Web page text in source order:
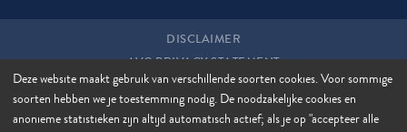
DISCLAIMER
AVG PRIVACY STATEMENT
COOKIES
COOKIE MANAGER
Deze website maakt gebruik van verschillende soorten cookies. Voor sommige
soorten hebben we je toestemming nodig. De noodzakelijke cookies en
anonieme statistieken zijn altijd automatisch actief; als je op "accepteer alle